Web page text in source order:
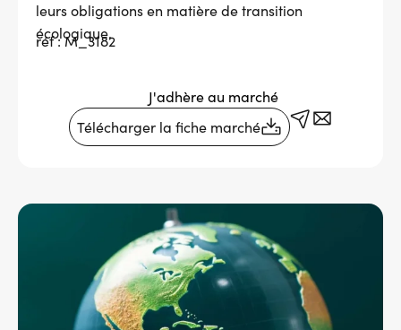
Services adhérents
Recrutement
Aide & contact
leurs obligations en matière de transition
écologique.
réf : M_3182
J'adhère au marché
Télécharger la fiche marché